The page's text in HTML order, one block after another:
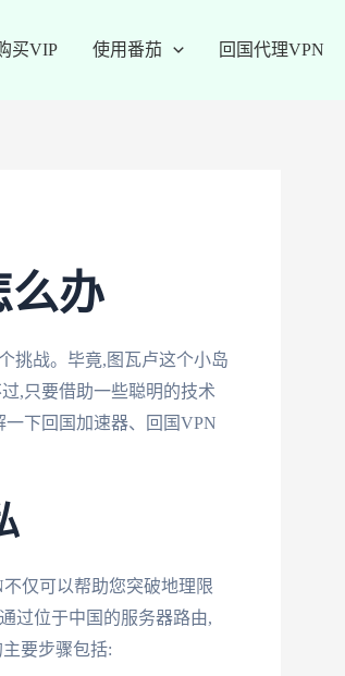
买VIP 使用番茄 回国代理VPN
么办
挑战。毕竟,图瓦卢这个小岛
,只要借助一些聪明的技术
下回国加速器、回国VPN
仅可以帮助您突破地理限
过位于中国的服务器路由,
要步骤包括: